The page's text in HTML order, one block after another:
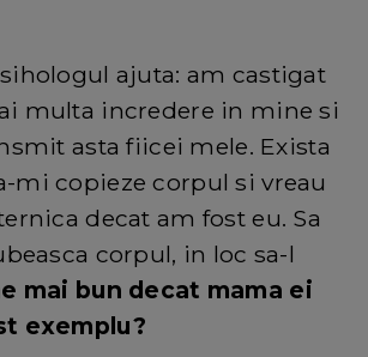
ajuta: am castigat
multa incredere in mine si
asta fiicei mele. Exista
mi copieze corpul si vreau
decat am fost eu. Sa
corpul, in loc sa-l
mai bun decat mama ei
exemplu?